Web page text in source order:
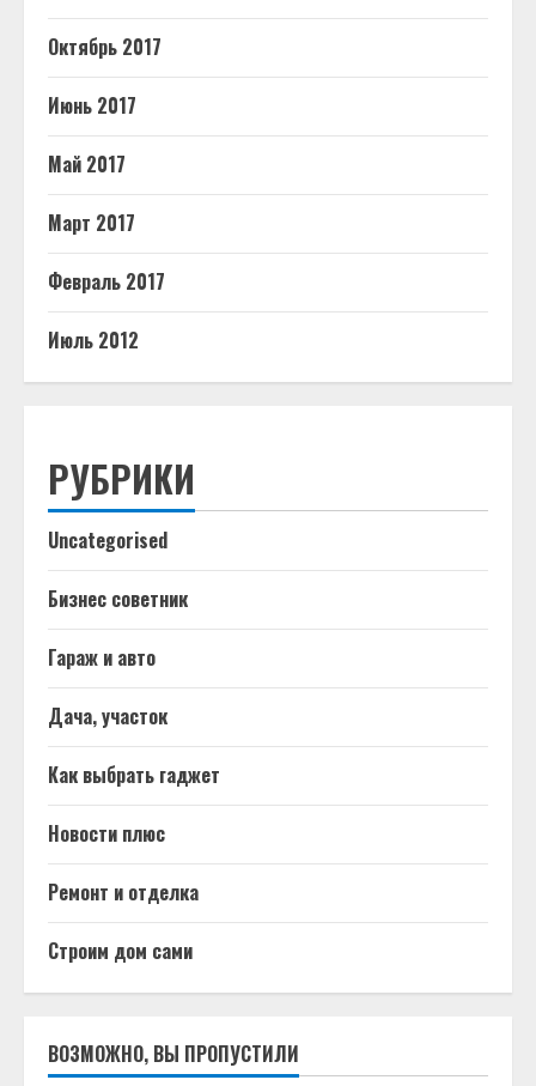
Октябрь 2017
Июнь 2017
Май 2017
Март 2017
Февраль 2017
Июль 2012
РУБРИКИ
Uncategorised
Бизнес советник
Гараж и авто
Дача, участок
Как выбрать гаджет
Новости плюс
Ремонт и отделка
Строим дом сами
ВОЗМОЖНО, ВЫ ПРОПУСТИЛИ